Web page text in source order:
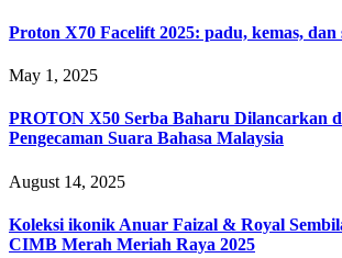
Proton X70 Facelift 2025: padu, kemas, dan
May 1, 2025
PROTON X50 Serba Baharu Dilancarkan
Pengecaman Suara Bahasa Malaysia
August 14, 2025
Koleksi ikonik Anuar Faizal & Royal
CIMB Merah Meriah Raya 2025